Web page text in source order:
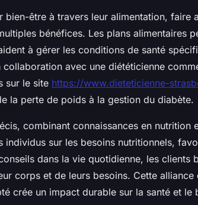
bien-être à travers leur alimentation, faire
bénéfices. Les plans alimentaires
à gérer les conditions de santé
avec une diététicienne
sur le site https://www.dieteticienne-
la perte de poids à la gestion du diabète.
combinant connaissances en nutrition
sur les besoins nutritionnels,
dans la vie quotidienne, les clients
corps et de leurs besoins. Cette alliance
crée un impact durable sur la santé et le